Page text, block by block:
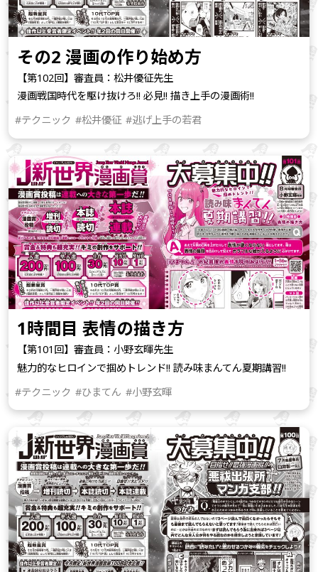
その2 漫画の作り始め方
【第102回】審査員：松井優征先生
漫画戦国時代を駆け抜けろ!! 必見!! 描き上手の漫画術!!
#テクニック #松井優征 #逃げ上手の若君
1時間目 表情の描き方
【第101回】審査員：小野玄暉先生
魅力的なヒロインで掴めトレンド!! 読み味まんてん夏期講習!!
#テクニック #ひまてん #小野玄暉